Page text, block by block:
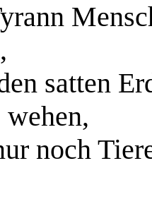
satten
noch